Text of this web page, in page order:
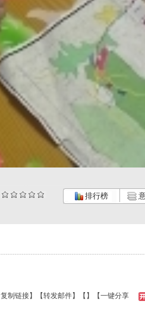
排行榜
复制链接】【转发邮件】【 】 【一键分享